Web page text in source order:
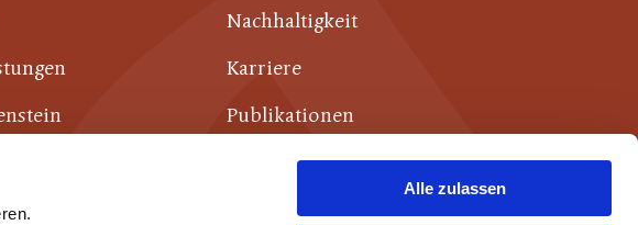
Alle zulassen
Nachhaltigkeit
Karriere
Publikationen
Weiterführende Links
Kontakt